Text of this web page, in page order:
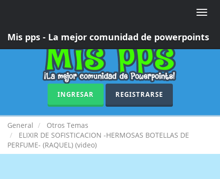
Toggle
Mis pps - La mejor comunidad de powerpoints
INGRESAR REGISTRARSE
General
Otros Temas
ELIXIR DE SOFISTICACION -HERMOSAS BOTELLAS DE
PERFUME- (RAQUEL) (video)